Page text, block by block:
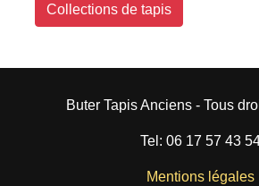
Collections de tapis
Buter Tapis Anciens - Tous
Tel: 06 17 57 43
Mentions légales